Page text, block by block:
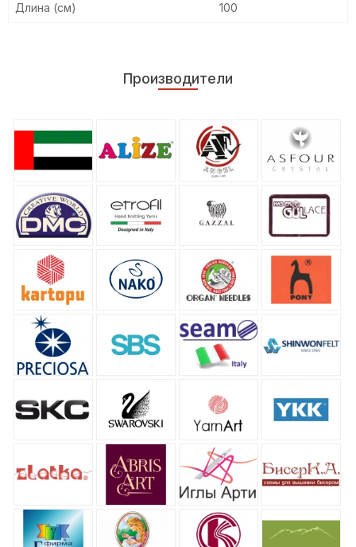
Длина (см) 100
Производители